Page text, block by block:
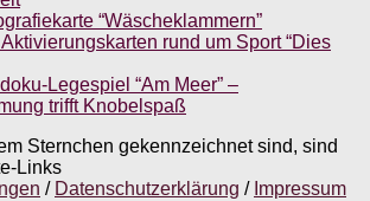
“Wäscheklammern”
rund um Sport “Dies
Legespiel “Am Meer” –
trifft Knobelspaß
Sternchen gekennzeichnet sind, sind
Links
/ Datenschutzerklärung / Impressum